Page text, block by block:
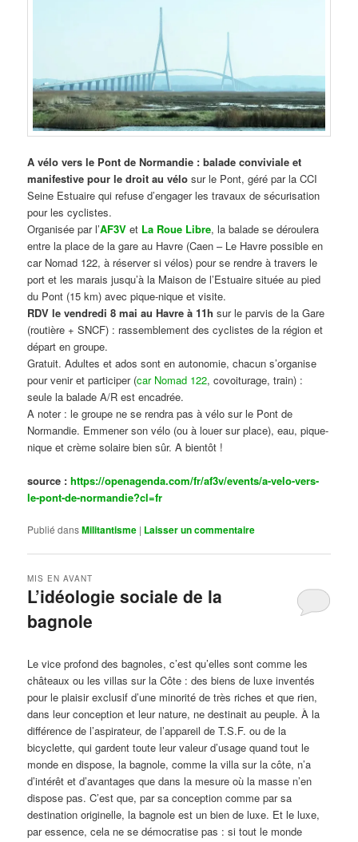
A vélo vers le Pont de Normandie : balade conviviale et
manifestive pour le droit au vélo sur le Pont, géré par la CCI
Seine Estuaire qui refuse d’engager les travaux de sécurisation
pour les cyclistes.
Organisée par l’AF3V et La Roue Libre, la balade se déroulera
entre la place de la gare au Havre (Caen – Le Havre possible en
car Nomad 122, à réserver si vélos) pour se rendre à travers le
port et les marais jusqu’à la Maison de l’Estuaire située au pied
du Pont (15 km) avec pique-nique et visite.
RDV le vendredi 8 mai au Havre à 11h sur le parvis de la Gare
(routière + SNCF) : rassemblement des cyclistes de la région et
départ en groupe.
Gratuit. Adultes et ados sont en autonomie, chacun s’organise
pour venir et participer (car Nomad 122, covoiturage, train) :
seule la balade A/R est encadrée.
A noter : le groupe ne se rendra pas à vélo sur le Pont de
Normandie. Emmener son vélo (ou à louer sur place), eau, pique-
nique et crème solaire bien sûr. A bientôt !
source :https://openagenda.com/fr/af3v/events/a-velo-vers-
le-pont-de-normandie?cl=fr
Publié dansMilitantisme | Laisser un commentaire
L’idéologie sociale de la
bagnole
MIS EN AVANT
Le vice profond des bagnoles, c’est qu’elles sont comme les
châteaux ou les villas sur la Côte : des biens de luxe inventés
pour le plaisir exclusif d’une minorité de très riches et que rien,
dans leur conception et leur nature, ne destinait au peuple. À la
différence de l’aspirateur, de l’appareil de T.S.F. ou de la
bicyclette, qui gardent toute leur valeur d’usage quand tout le
monde en dispose, la bagnole, comme la villa sur la côte, n’a
d’intérêt et d’avantages que dans la mesure où la masse n’en
dispose pas. C’est que, par sa conception comme par sa
destination originelle, la bagnole est un bien de luxe. Et le luxe,
par essence, cela ne se démocratise pas : si tout le monde